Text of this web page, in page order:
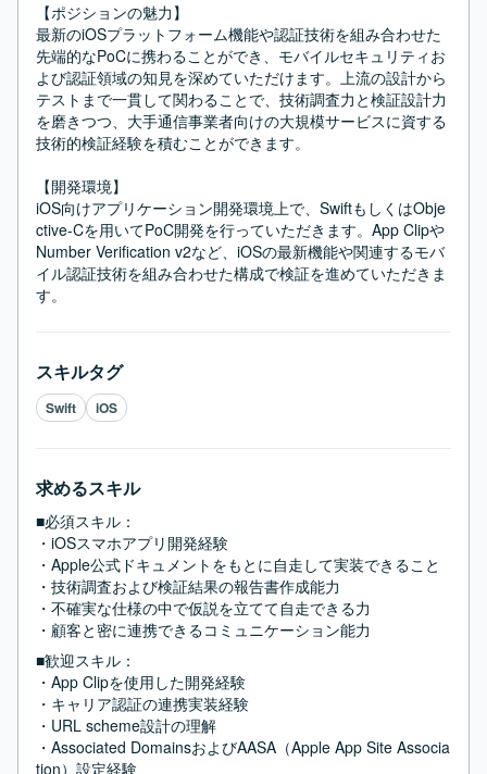
【ポジションの魅力】
最新のiOSプラットフォーム機能や認証技術を組み合わせた
先端的なPoCに携わることができ、モバイルセキュリティお
よび認証領域の知見を深めていただけます。上流の設計から
テストまで一貫して関わることで、技術調査力と検証設計力
を磨きつつ、大手通信事業者向けの大規模サービスに資する
技術的検証経験を積むことができます。
【開発環境】
iOS向けアプリケーション開発環境上で、SwiftもしくはObje
ctive-Cを用いてPoC開発を行っていただきます。App Clipや
Number Verification v2など、iOSの最新機能や関連するモバ
イル認証技術を組み合わせた構成で検証を進めていただきま
す。
スキルタグ
Swift iOS
求めるスキル
■必須スキル：
・iOSスマホアプリ開発経験
・Apple公式ドキュメントをもとに自走して実装できること
・技術調査および検証結果の報告書作成能力
・不確実な仕様の中で仮説を立てて自走できる力
・顧客と密に連携できるコミュニケーション能力
■歓迎スキル：
・App Clipを使用した開発経験
・キャリア認証の連携実装経験
・URL scheme設計の理解
・Associated DomainsおよびAASA（Apple App Site Associa
tion）設定経験